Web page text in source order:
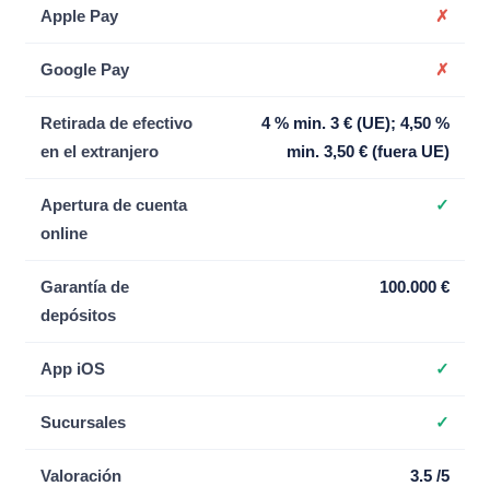
Apple Pay ✗
Google Pay ✗
Retirada de efectivo
en el extranjero
4 % min. 3 € (UE); 4,50 %
min. 3,50 € (fuera UE)
Apertura de cuenta
online
✓
Garantía de
depósitos
100.000 €
App iOS ✓
Sucursales ✓
Valoración 3.5 /5